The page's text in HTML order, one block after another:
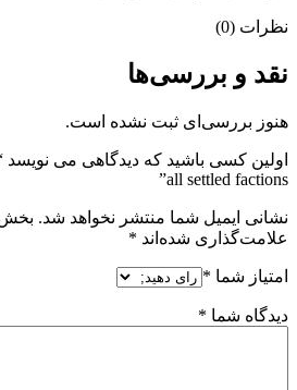
نظرات (0)
نقد و بررسی‌ها
هنوز بررسی‌ای ثبت نشده است.
all settled factions”
نشانی ایمیل شما منتشر نخواهد شد.
علامت‌گذاری شده‌اند *
امتیاز شما *
دیدگاه شما *